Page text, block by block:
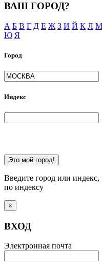
ВАШ ГОРОД?
А Б В Г Д Е Ж З И Й К Л М
Ю Я
Город
Индекс
Это мой город!
Введите город или
по индексу
×
ВХОД
Электронная почта